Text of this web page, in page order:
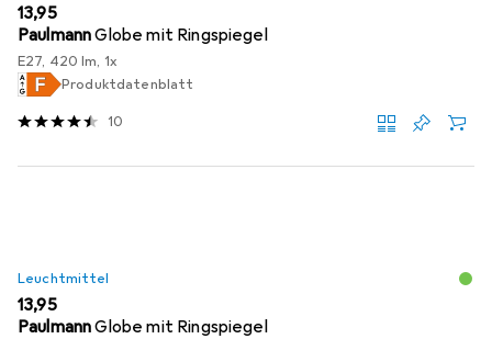
EUR
13,95
PaulmannGlobe mit Ringspiegel
E27, 420 lm, 1x
Produktdatenblatt
10
Leuchtmittel
EUR
13,95
PaulmannGlobe mit Ringspiegel